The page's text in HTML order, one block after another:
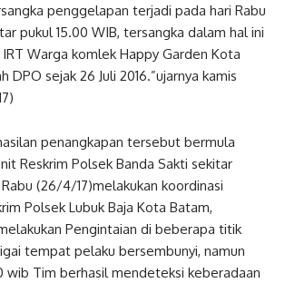
penggelapan terjadi pada hari Rabu
pukul 15.00 WIB, tersangka dalam hal ini
IRT Warga komlek Happy Garden Kota
DPO sejak 26 Juli 2016.”ujarnya kamis
penangkapan tersebut bermula
Reskrim Polsek Banda Sakti sekitar
(26/4/17)melakukan koordinasi
Polsek Lubuk Baja Kota Batam,
Pengintaian di beberapa titik
tempat pelaku bersembunyi, namun
wib Tim berhasil mendeteksi keberadaan